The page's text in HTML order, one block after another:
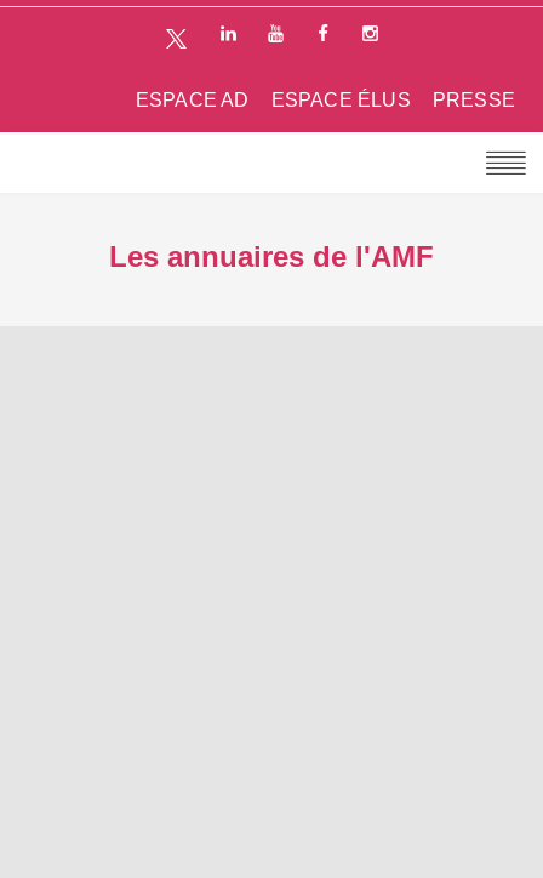
PRESSE
ESPACE ÉLUS
ESPACE AD
Les annuaires de l'AMF